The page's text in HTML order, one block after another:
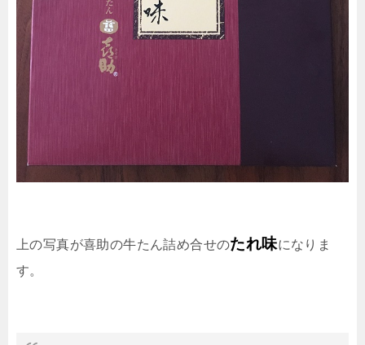
上の写真が喜助の牛たん詰め合せのたれ味になりま
す。